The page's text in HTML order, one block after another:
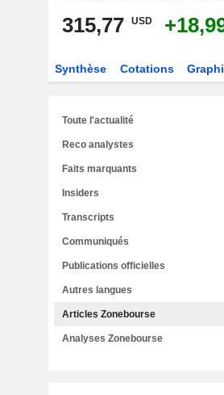
315,77 USD
Synthèse Cotations
Toute l'actualité
Reco analystes
Faits marquants
Insiders
Transcripts
Communiqués
Publications officielles
Autres langues
Articles Zonebourse
Analyses Zonebourse